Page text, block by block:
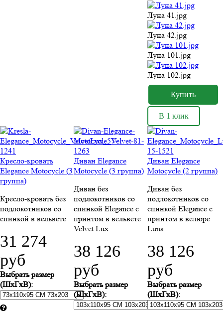
Луна 41.jpg
Луна 42.jpg
Луна 101.jpg
Луна 102.jpg
В 1 клик
Кресло-кровать
Elegance Motocycle (3
группа)
Кресло-кровать без
подлокотников со
спинкой в вельвете
31 274
руб
Выбрать размер
(ШхГхВ):
Диван Elegance
Motocycle (3 группа)
Диван без
подлокотников со
спинкой Elegance c
принтом в вельвете
Velvet Lux
38 126
руб
Выбрать размер
(ШхГхВ):
Диван Elegance
Motocycle (2 группа)
Диван без
подлокотников со
спинкой Elegance c
принтом в велюре
Luna
38 126
руб
Выбрать размер
(ШхГхВ):